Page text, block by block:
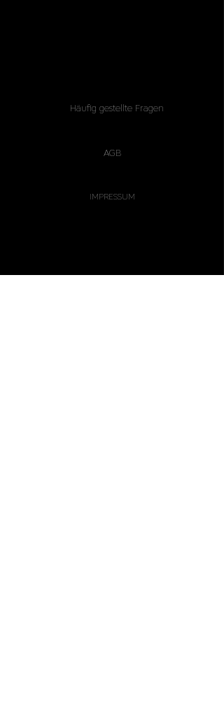
Häufig gestellte Fragen
AGB
IMPRESSUM